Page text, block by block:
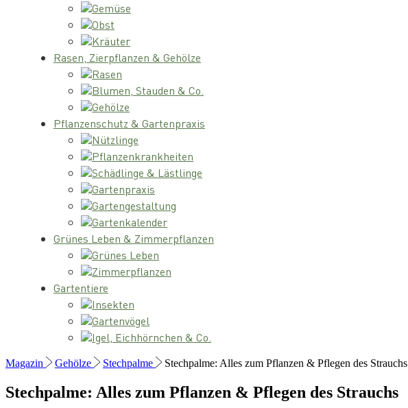
Gemüse
Obst
Kräuter
Rasen, Zierpflanzen & Gehölze
Rasen
Blumen, Stauden & Co.
Gehölze
Pflanzenschutz & Gartenpraxis
Nützlinge
Pflanzenkrankheiten
Schädlinge & Lästlinge
Gartenpraxis
Gartengestaltung
Gartenkalender
Grünes Leben & Zimmerpflanzen
Grünes Leben
Zimmerpflanzen
Gartentiere
Insekten
Gartenvögel
Igel, Eichhörnchen & Co.
Magazin Gehölze Stechpalme Stechpalme: Alles zum Pflanzen & Pflegen des Strauchs
Stechpalme: Alles zum Pflanzen & Pflegen des Strauchs